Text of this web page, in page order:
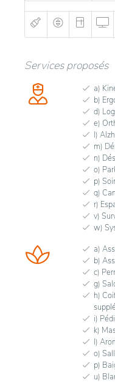
Terrasse
Réunion Salle
ascenseurs
Office Médecin
Salon des familles
Services proposés
a)
b)
d)
e)
l)
m)
n)
o)
p)
q)
r)
v)
w)
a)
b)
c)
g)
h)
i)
k)
l)
o)
p)
u)